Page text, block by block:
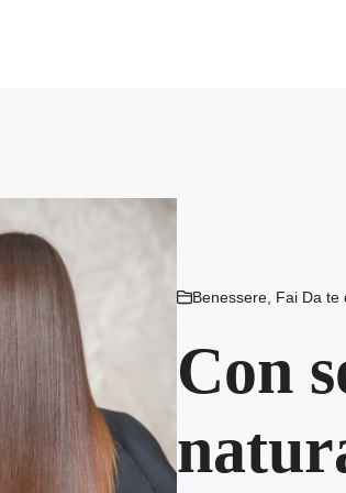
Benessere, Fai Da te
Con